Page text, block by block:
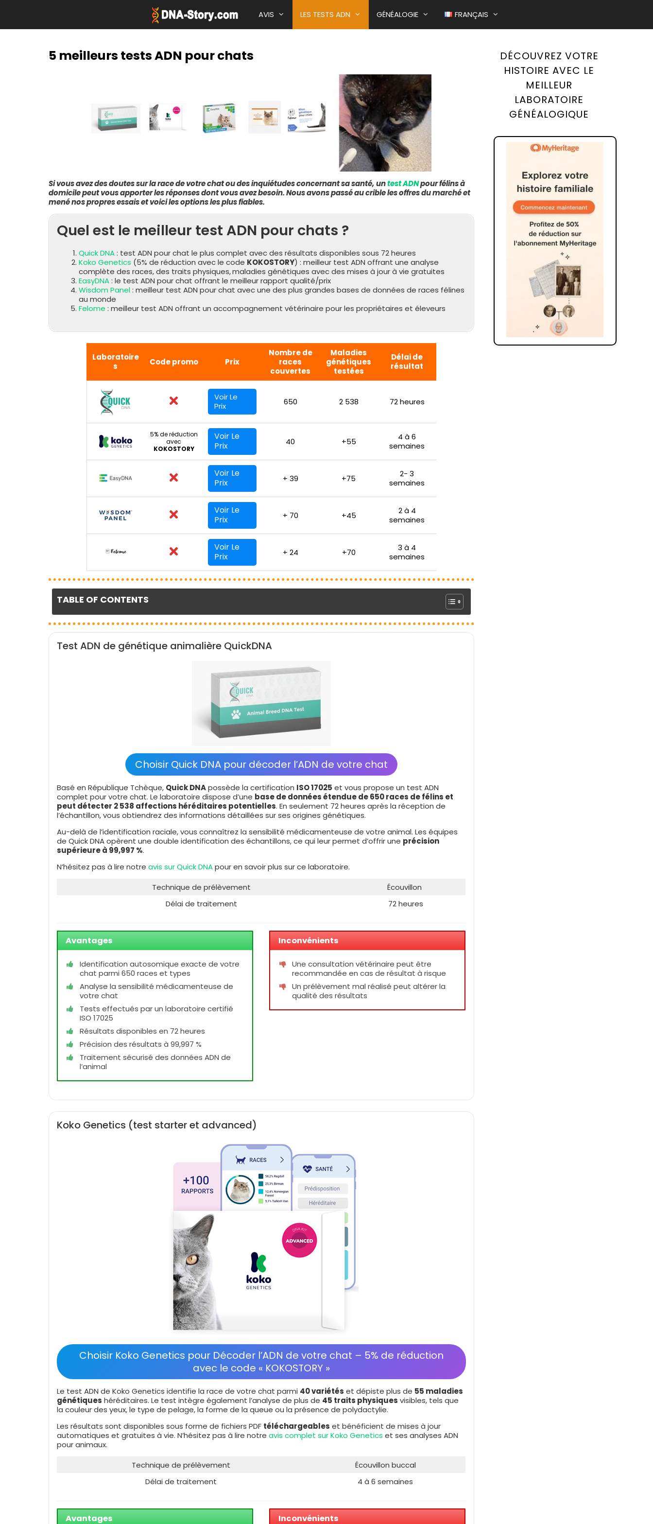
AVIS LES TESTS ADN
TEST ADN DE PATERNITÉ
TEST DE DÉTECTION DE SPERME
TEST ADN POUR CHIEN
KOKO GENETICS
WISDOM PANEL
EMBARK
ORIVET
GÉNÉALOGIE
MEILLEUR SITE DE GÉNÉALOGIE
RECHERCHE GÉNÉALOGIQUE PAR
NOM DE FAMILLE
HEREDIS
THE GENEALOGIST
ECHANGE DE BÉBÉS À LA NAISSANCE
RESTAURER UNE PHOTO ANCIENNE
FRANÇAIS
5 meilleurs tests ADN pour chats
Si vous avez des doutes sur la race de votre chat ou des inquiétudes concernant sa santé, untest ADNpour félins à
domicile peut vous apporter les réponses dont vous avez besoin. Nous avons passé au crible les offres du marché et
mené nos propres essais et voici les options les plus fiables.
Quel est le meilleur test ADN pour chats ?
Quick DNA: test ADN pour chat le plus complet avec des résultats disponibles sous 72 heures
Koko Genetics (5% de réduction avec le code KOKOSTORY) : meilleur test ADN offrant une analyse
complète des races, des traits physiques,maladies génétiques avec des mises à jour à vie gratuites
EasyDNA: le test ADN pour chat offrant le meilleur rapport qualité/prix
Wisdom Panel: meilleur test ADN pour chat avec une des plus grandes bases de données de races félines
au monde
Felome : meilleur test ADN offrant un accompagnement vétérinaire pour les propriétaires et éleveurs
Laboratoire
s
Code promo Prix
Nombre de
races
couvertes
Maladies
génétiques
testées
Délai de
résultat
Voir Le
Prix
650 2 538 72 heures
5% de réduction
avec
KOKOSTORY
Voir Le
Prix
40 +55
4 à 6
semaines
Voir Le
Prix
+ 39 +75
2- 3
semaines
Voir Le
Prix
+ 70 +45
2 à 4
semaines
Voir Le
Prix
+ 24 +70
3 à 4
semaines
TABLE OF CONTENTS
Test ADN de génétique animalière QuickDNA
Choisir Quick DNA pour décoder l’ADN de votre chat
Basé en République Tchèque, Quick DNApossède la certification ISO 17025 et vous propose un test ADN
complet pour votre chat. Le laboratoire dispose d’une base de données étendue de 650 races de félins et
peut détecter 2 538 affections héréditaires potentielles. En seulement 72 heures après la réception de
l’échantillon, vous obtiendrez des informations détaillées sur ses origines génétiques.
Au-delà de l’identification raciale, vous connaîtrez la sensibilité médicamenteuse de votre animal. Les équipes
de Quick DNA opèrent une double identification des échantillons, ce qui leur permet d’offrir une précision
supérieure à 99,997 %.
N’hésitez pas à lire notre avis sur Quick DNApour en savoir plus sur ce laboratoire.
Technique de prélèvement
Écouvillon
Délai de traitement
72 heures
Avantages
Identification autosomique exacte de votre
chat parmi 650 races et types
Analyse la sensibilité médicamenteuse de
votre chat
Tests effectués par un laboratoire certifié
ISO 17025
Résultats disponibles en 72 heures
Précision des résultats à 99,997 %
Traitement sécurisé des données ADN de
l’animal
Inconvénients
Une consultation vétérinaire peut être
recommandée en cas de résultat à risque
Un prélèvement mal réalisé peut altérer la
qualité des résultats
Koko Genetics (test starter et advanced)
Choisir Koko Genetics pour Décoder l’ADN de votre chat – 5% de réduction
avec le code « KOKOSTORY »
Le test ADN de Koko Genetics identifie la race de votre chat parmi 40 variétés et dépiste plus de 55 maladies
génétiques héréditaires. Le test intègre également l’analyse de plus de 45 traits physiques visibles, tels que
la couleur des yeux, le type de pelage, la forme de la queue ou la présence de polydactylie.
Les résultats sont disponibles sous forme de fichiers PDF téléchargeables et bénéficient de mises à jour
automatiques et gratuites à vie. N’hésitez pas à lire notre avis complet sur Koko Genetics et ses analyses ADN
pour animaux.
Technique de prélèvement
Écouvillon buccal
Délai de traitement
4 à 6 semaines
Avantages Inconvénients
DÉCOUVREZ VOTRE
HISTOIRE AVEC LE
MEILLEUR
LABORATOIRE
GÉNÉALOGIQUE